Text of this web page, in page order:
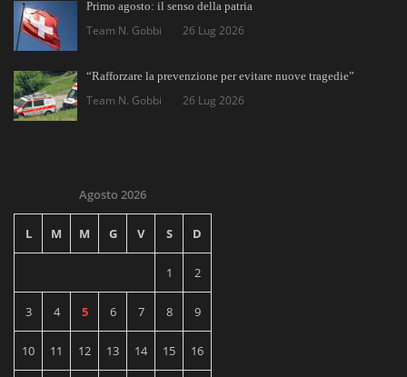
Primo agosto: il senso della patria
Team N. Gobbi 26 Lug 2026
“Rafforzare la prevenzione per evitare nuove tragedie”
Team N. Gobbi 26 Lug 2026
Agosto 2026
L M M G V S D
1 2
3 4 5 6 7 8 9
10 11 12 13 14 15 16